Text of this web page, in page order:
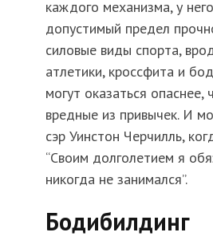
каждого механизма, у
допустимый предел
силовые виды спорта,
атлетики, кроссфита и
могут оказаться опаснее,
вредные из привычек. И
сэр Уинстон Черчилль,
“Своим долголетием я
никогда не занимался”.
Бодибилдинг